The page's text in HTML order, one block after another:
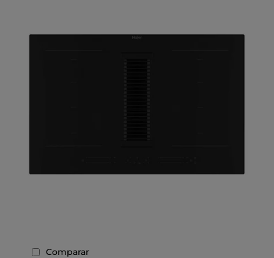
Comparar